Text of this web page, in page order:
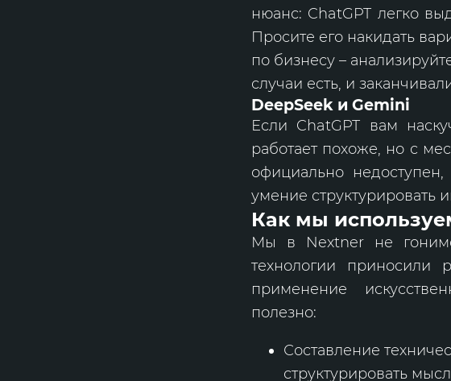
нюанс: ChatGPT легко
Просите его накидать
по бизнесу –
случаи есть, и
DeepSeek и Gemini
Если ChatGPT вам
работает похоже, но с
официально
умение структурировать
Как мы
Мы в Nextner не
технологии приносили
применение
полезно:
Составление
структурировать